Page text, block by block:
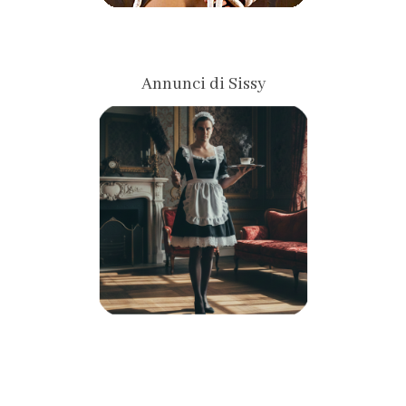
Annunci di Sissy